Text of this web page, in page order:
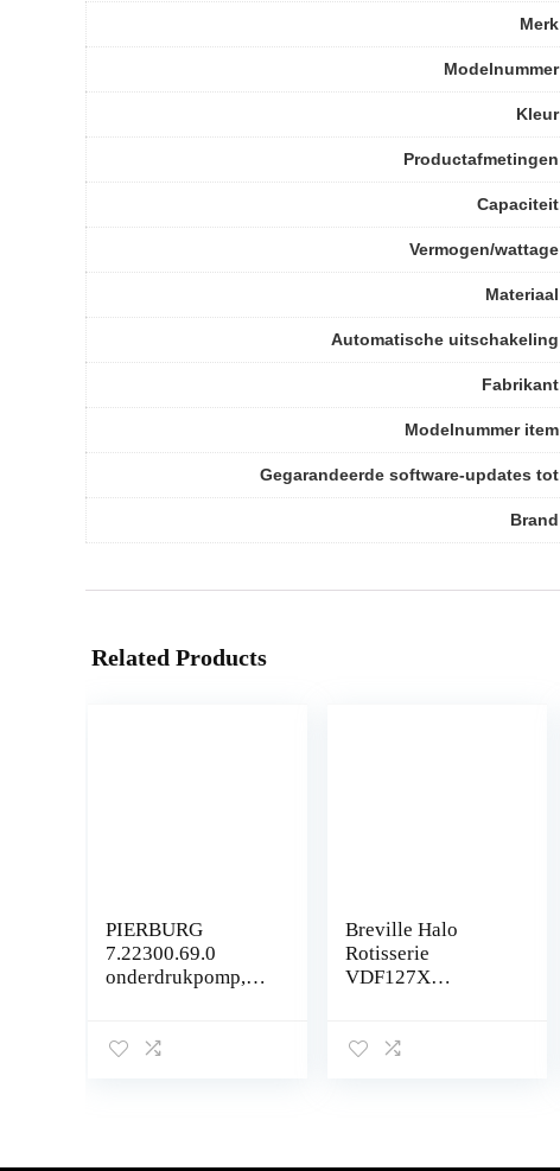
Merk
Modelnummer
Kleur
Productafmetingen
Capaciteit
Vermogen/wattage
Materiaal
Automatische uitschakeling
Fabrikant
Modelnummer item
Gegarandeerde software-updates tot
Brand
Related Products
PIERBURG
7.22300.69.0
onderdrukpomp,
Breville Halo
Rotisserie
VDF127X
airfryer met grote